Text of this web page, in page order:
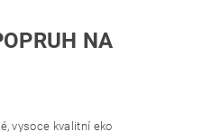
NA
vysoce kvalitní eko